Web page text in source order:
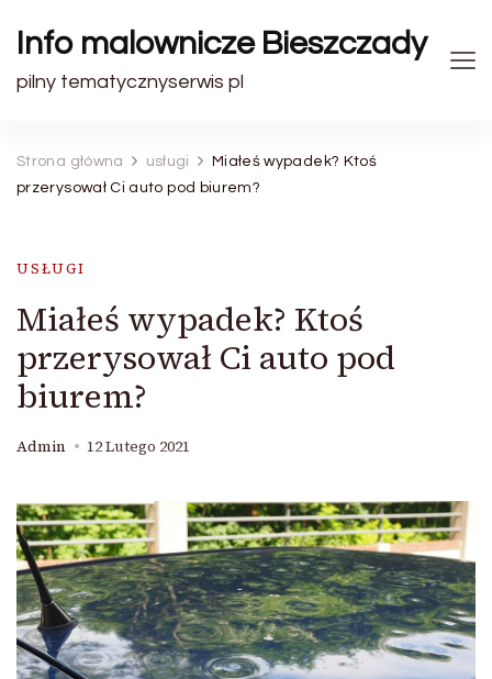
Info malownicze Bieszczady
pilny tematycznyserwis pl
Strona główna usługi
Miałeś wypadek? Ktoś
przerysował Ci auto pod biurem?
USŁUGI
Miałeś wypadek? Ktoś
przerysował Ci auto pod
biurem?
Admin 12 Lutego 2021